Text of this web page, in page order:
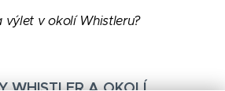
výlet v okolí Whistleru?